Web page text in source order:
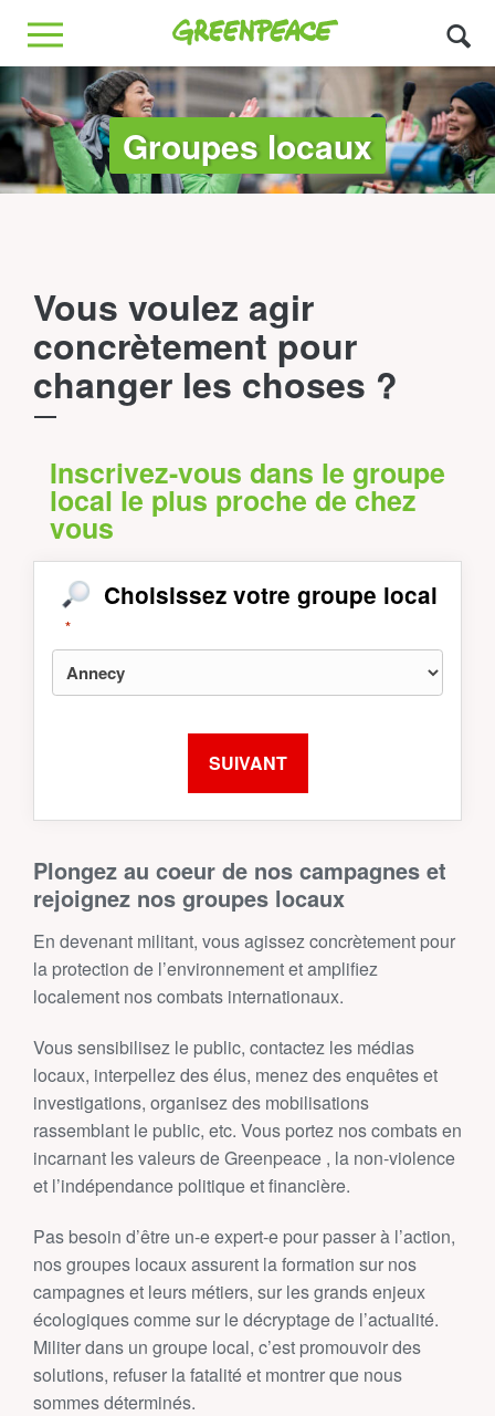
Greenpeace
MENU
Groupes locaux
Vous voulez agir
concrètement pour
changer les choses ?
Inscrivez-vous dans le groupe
local le plus proche de chez
vous
Choisissez votre groupe local
*
Plongez au coeur de nos campagnes et
rejoignez nos groupes locaux
En devenant militant, vous agissez concrètement pour
la protection de l’environnement et amplifiez
localement nos combats internationaux.
Vous sensibilisez le public, contactez les médias
locaux, interpellez des élus, menez des enquêtes et
investigations, organisez des mobilisations
rassemblant le public, etc. Vous portez nos combats en
incarnant les valeurs de Greenpeace , la non-violence
et l’indépendance politique et financière.
Pas besoin d’être un‑e expert‑e pour passer à l’action,
nos groupes locaux assurent la formation sur nos
campagnes et leurs métiers, sur les grands enjeux
écologiques comme sur le décryptage de l’actualité.
Militer dans un groupe local, c’est promouvoir des
solutions, refuser la fatalité et montrer que nous
sommes déterminés.